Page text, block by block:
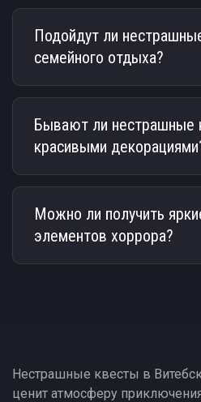
Подойдут ли
семейного отдыха?
Бывают ли нестрашные
красивыми
Можно ли получить
элементов хоррора?
Нестрашные квесты в
ценит атмосферу